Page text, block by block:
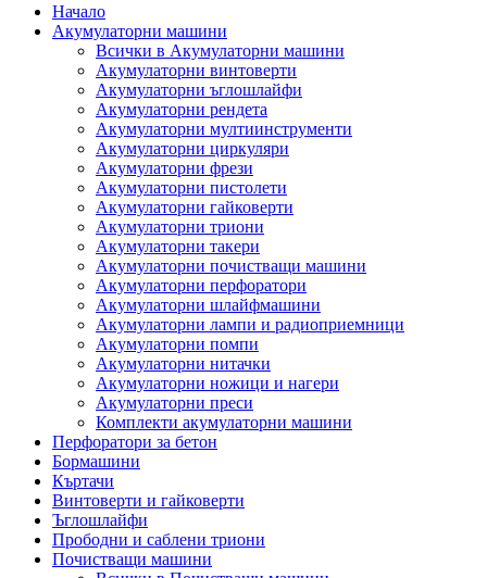
Начало
Акумулаторни машини
Всички в Акумулаторни машини
Акумулаторни винтоверти
Акумулаторни ъглошлайфи
Акумулаторни рендета
Акумулаторни мултиинструменти
Акумулаторни циркуляри
Акумулаторни фрези
Акумулаторни пистолети
Акумулаторни гайковерти
Акумулаторни триони
Акумулаторни такери
Акумулаторни почистващи машини
Акумулаторни перфоратори
Акумулаторни шлайфмашини
Акумулаторни лампи и радиоприемници
Акумулаторни помпи
Акумулаторни нитачки
Акумулаторни ножици и нагери
Акумулаторни преси
Комплекти акумулаторни машини
Перфоратори за бетон
Бормашини
Къртачи
Винтоверти и гайковерти
Ъглошлайфи
Прободни и саблени триони
Почистващи машини